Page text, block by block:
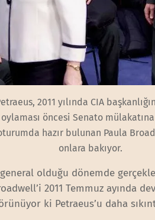
2011 yılında CIA
öncesi Senato
hazır bulunan Paula
onlara bakıyor.
olduğu dönemde
2011 Temmuz ayında
ki Petraeus’u daha